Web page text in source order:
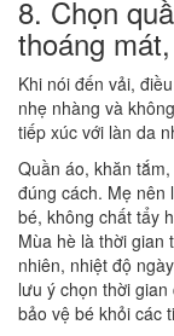
8. Chọn
thoáng
Khi nói đến vải,
nhẹ nhàng và
tiếp xúc với làn da
Quần áo, khăn
đúng cách. Mẹ nên
bé, không chất tẩy
Mùa hè là thời gian
nhiên, nhiệt độ
lưu ý chọn thời
bảo vệ bé khỏi các